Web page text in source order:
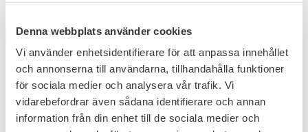
Denna webbplats använder cookies
Vi använder enhetsidentifierare för att anpassa innehållet
och annonserna till användarna, tillhandahålla funktioner
för sociala medier och analysera vår trafik. Vi
vidarebefordrar även sådana identifierare och annan
information från din enhet till de sociala medier och
FAVORITE